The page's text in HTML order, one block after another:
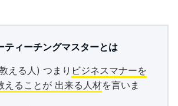
ティーチングマスターとは
える人) つまり ビジネスマナーを
えることが 出来る人材を言いま